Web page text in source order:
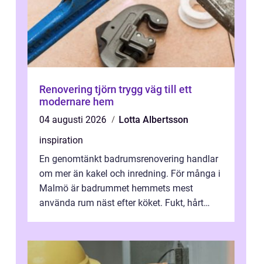
Renovering tjörn trygg väg till ett
modernare hem
04 augusti 2026
Lotta Albertsson
inspiration
En genomtänkt badrumsrenovering handlar
om mer än kakel och inredning. För många i
Malmö är badrummet hemmets mest
använda rum näst efter köket. Fukt, hårt